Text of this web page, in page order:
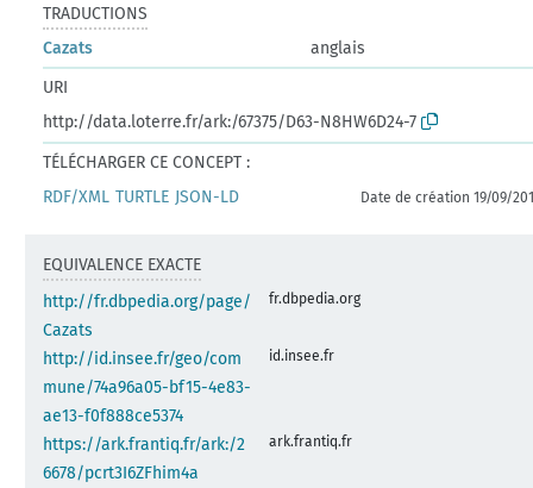
TRADUCTIONS
Cazats
anglais
URI
http://data.loterre.fr/ark:/67375/D63-N8HW6D24-7
TÉLÉCHARGER CE CONCEPT :
RDF/XML TURTLE JSON-LD Date de création 19/09/
EQUIVALENCE EXACTE
http://fr.dbpedia.org/page/
Cazats
fr.dbpedia.org
http://id.insee.fr/geo/com
mune/74a96a05-bf15-4e83-
ae13-f0f888ce5374
id.insee.fr
https://ark.frantiq.fr/ark:/2
6678/pcrt3I6ZFhim4a
ark.frantiq.fr